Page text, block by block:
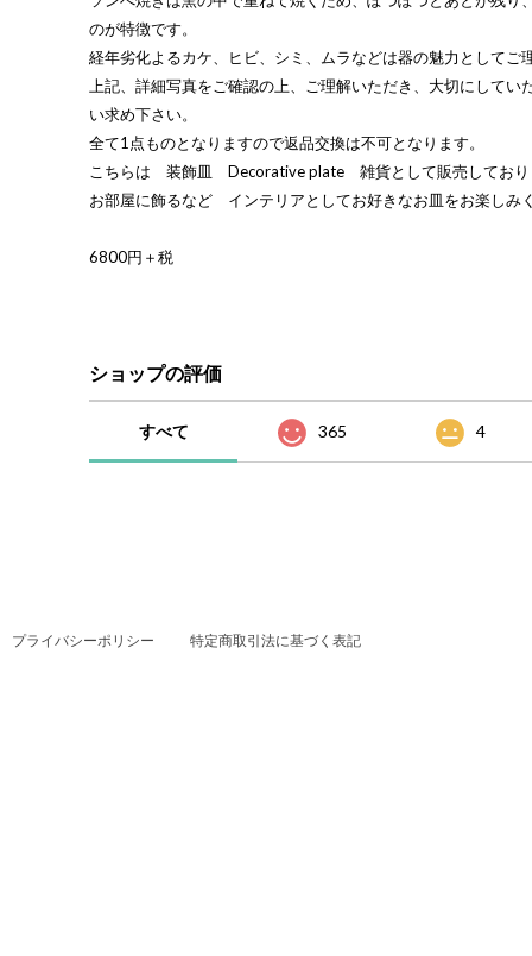
のが特徴です。
経年劣化よるカケ、ヒビ、シミ、ムラなどは器の魅力としてご
上記、詳細写真をご確認の上、ご理解いただき、大切にしてい
い求め下さい。
全て1点ものとなりますので返品交換は不可となります。
こちらは 装飾皿 Decorative plate 雑貨として販売しており
お部屋に飾るなど インテリアとしてお好きなお皿をお楽しみ
6800円＋税
ショップの評価
すべて 365 4
プライバシーポリシー 特定商取引法に基づく表記